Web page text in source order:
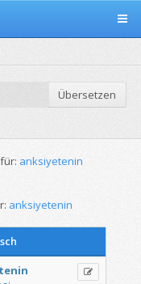
Übersetzen
anksiyetenin
anksiyetenin